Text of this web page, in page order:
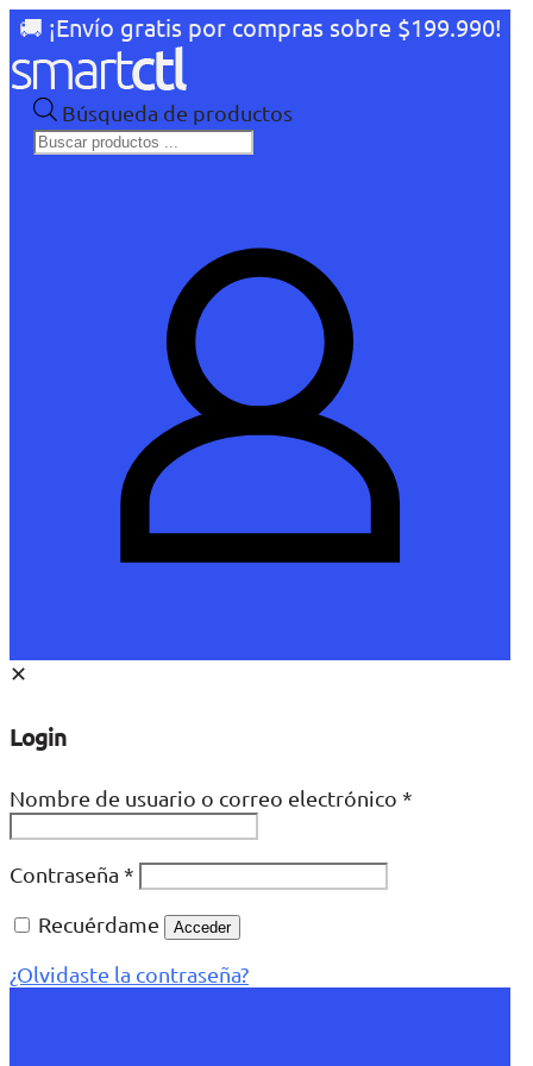
🚚 ¡Envío gratis por compras sobre $199.990!
Búsqueda de productos
✕
Login
Nombre de usuario o correo electrónico *
Contraseña *
Recuérdame
Acceder
¿Olvidaste la contraseña?